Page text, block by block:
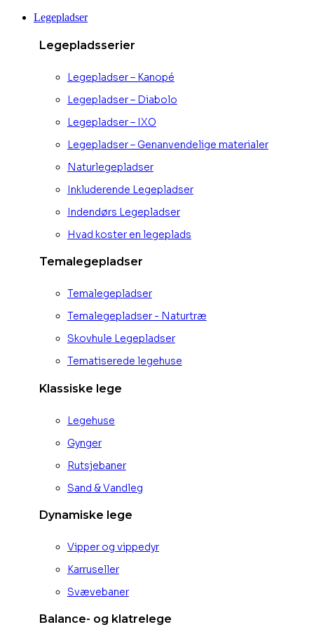
Legepladser
Legepladsserier
Legepladser – Kanopé
Legepladser – Diabolo
Legepladser – IXO
Legepladser – Genanvendelige materialer
Naturlegepladser
Inkluderende Legepladser
Indendørs Legepladser
Hvad koster en legeplads
Temalegepladser
Temalegepladser
Temalegepladser - Naturtræ
Skovhule Legepladser
Tematiserede legehuse
Klassiske lege
Legehuse
Gynger
Rutsjebaner
Sand & Vandleg
Dynamiske lege
Vipper og vippedyr
Karruseller
Svævebaner
Balance- og klatrelege